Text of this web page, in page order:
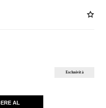
Esclusività
AL